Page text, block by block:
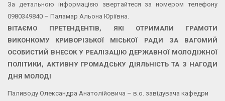
За детальною інформацією звертайтеся за номером телефону
0980349840 – Паламар Альона Юріївна.
ВІТАЄМО ПРЕТЕНДЕНТІВ, ЯКІ ОТРИМАЛИ ГРАМОТИ
ВИКОНКОМУ КРИВОРІЗЬКОЇ МІСЬКОЇ РАДИ ЗА ВАГОМИЙ
ОСОБИСТИЙ ВНЕСОК У РЕАЛІЗАЦІЮ ДЕРЖАВНОЇ МОЛОДІЖНОЇ
ПОЛІТИКИ, АКТИВНУ ГРОМАДСЬКУ ДІЯЛЬНІСТЬ ТА З НАГОДИ
ДНЯ МОЛОДІ
Паливоду Олександра Анатолійовича – в.о. завідувача кафедри